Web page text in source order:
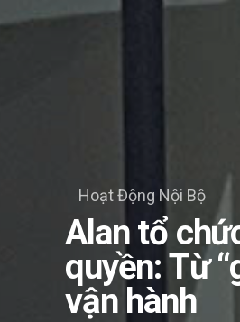
Hoạt Động Nội Bộ
Alan tổ
quyền: Từ
vận hành